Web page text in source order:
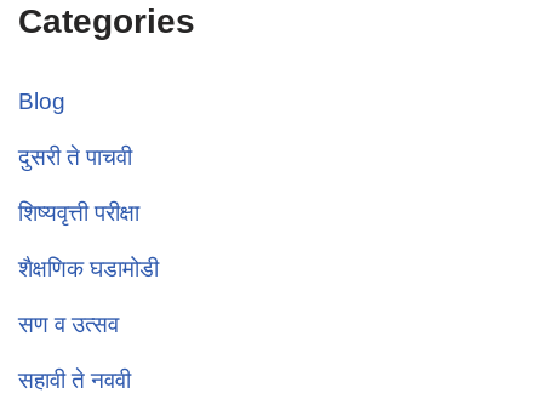
Categories
Blog
दुसरी ते पाचवी
शिष्यवृत्ती परीक्षा
शैक्षणिक घडामोडी
सण व उत्सव
सहावी ते नववी